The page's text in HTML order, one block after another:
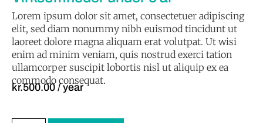
Lorem ipsum dolor sit amet, consectetuer adipiscing
elit, sed diam nonummy nibh euismod tincidunt ut
laoreet dolore magna aliquam erat volutpat. Ut wisi
enim ad minim veniam, quis nostrud exerci tation
ullamcorper suscipit lobortis nisl ut aliquip ex ea
commodo consequat.
kr.500.00 / year